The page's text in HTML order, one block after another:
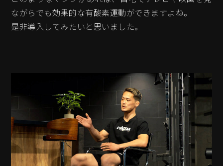
ながらでも効果的な有酸素運動ができますよね。
是非導入してみたいと思いました。